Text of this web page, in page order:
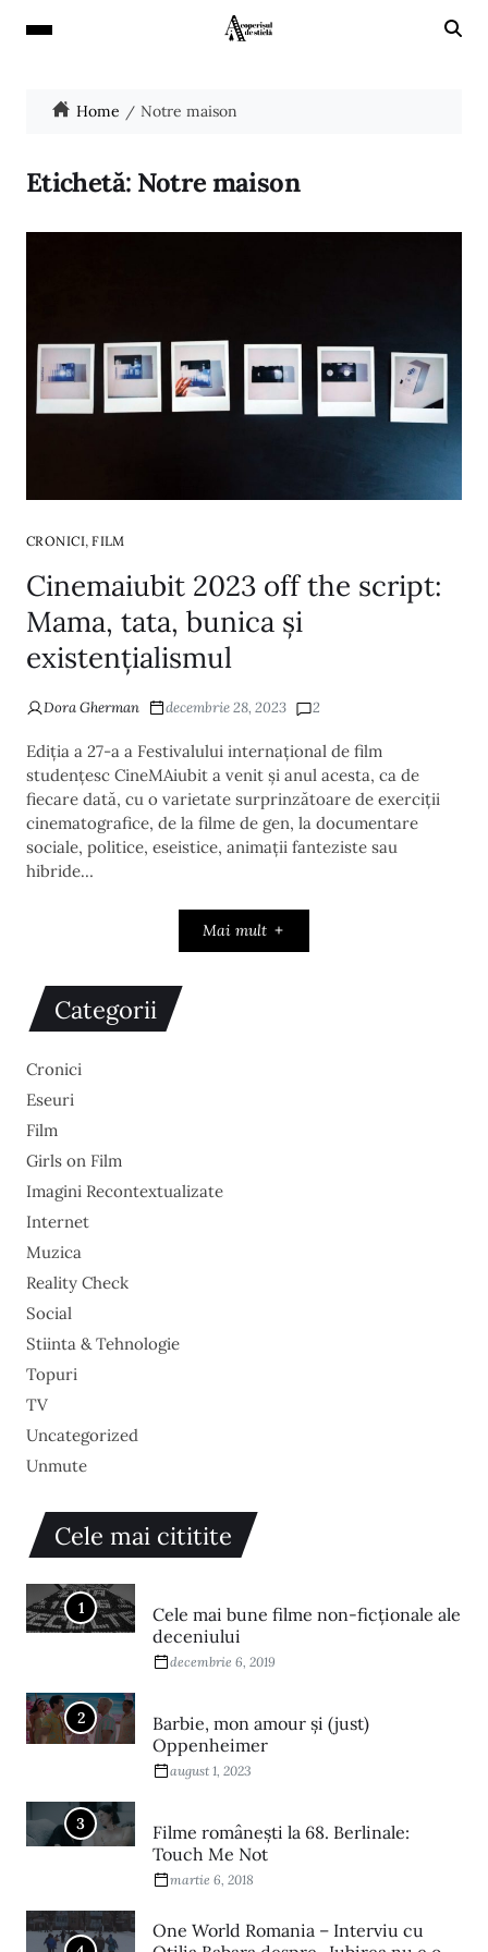
Home Notre maison
Etichetă: Notre maison
CRONICI,FILM
Cinemaiubit 2023 off the script:
Mama, tata, bunica și
existențialismul
Dora Gherman decembrie 28, 2023 2
Ediția a 27-a a Festivalului internațional de film
studențesc CineMAiubit a venit și anul acesta, ca de
fiecare dată, cu o varietate surprinzătoare de exerciții
cinematografice, de la filme de gen, la documentare
sociale, politice, eseistice, animații fanteziste sau
hibride…
Mai mult
Categorii
Cronici
Eseuri
Film
Girls on Film
Imagini Recontextualizate
Internet
Muzica
Reality Check
Social
Stiinta & Tehnologie
Topuri
TV
Uncategorized
Unmute
Cele mai cititite
1
Cele mai bune filme non-ficționale ale
deceniului
decembrie 6, 2019
2
Barbie, mon amour și (just)
Oppenheimer
august 1, 2023
3
Filme româneşti la 68. Berlinale:
Touch Me Not
martie 6, 2018
One World Romania – Interviu cu